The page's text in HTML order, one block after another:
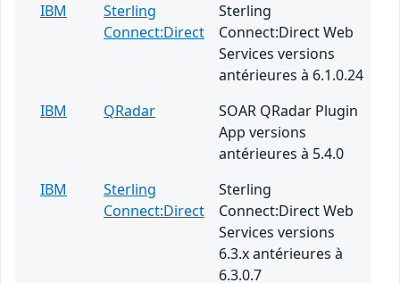
IBM
Sterling
Connect:Direct
Sterling
Connect:Direct Web
Services versions
antérieures à 6.1.0.24
IBM
QRadar
SOAR QRadar Plugin
App versions
antérieures à 5.4.0
IBM
Sterling
Connect:Direct
Sterling
Connect:Direct Web
Services versions
6.3.x antérieures à
6.3.0.7